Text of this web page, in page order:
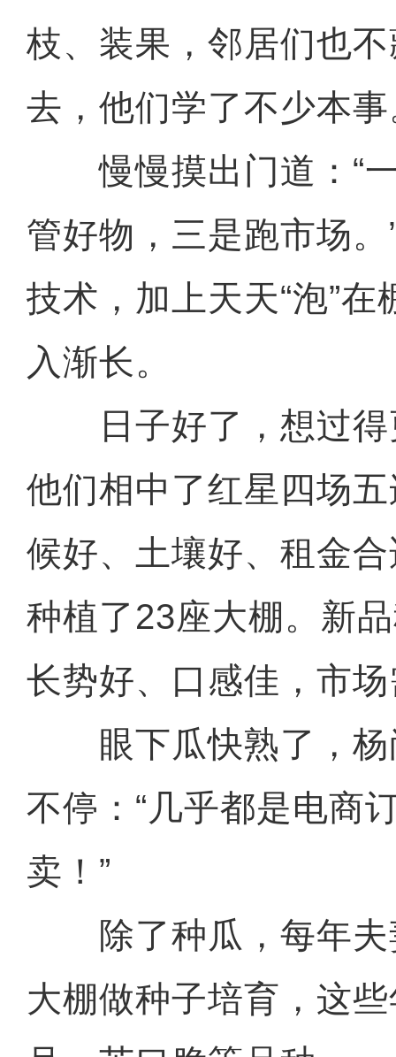
枝、装果，邻居们也
去，他们学了不少本
慢慢摸出门道：“一
管好物，三是跑市场
技术，加上天天“泡”
入渐长。
日子好了，想过得
他们相中了红星四场
候好、土壤好、租金
种植了23座大棚。新
长势好、口感佳，市
眼下瓜快熟了，杨
不停：“几乎都是电商
卖！”
除了种瓜，每年夫
大棚做种子培育，这